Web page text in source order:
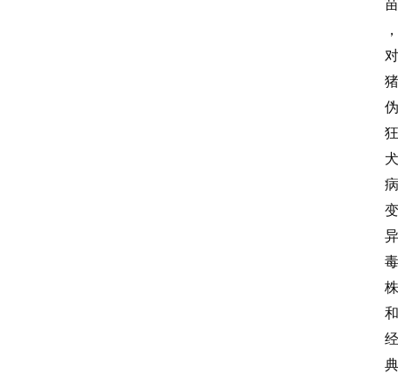
苗
，
对
猪
伪
狂
犬
病
变
异
毒
株
和
经
典